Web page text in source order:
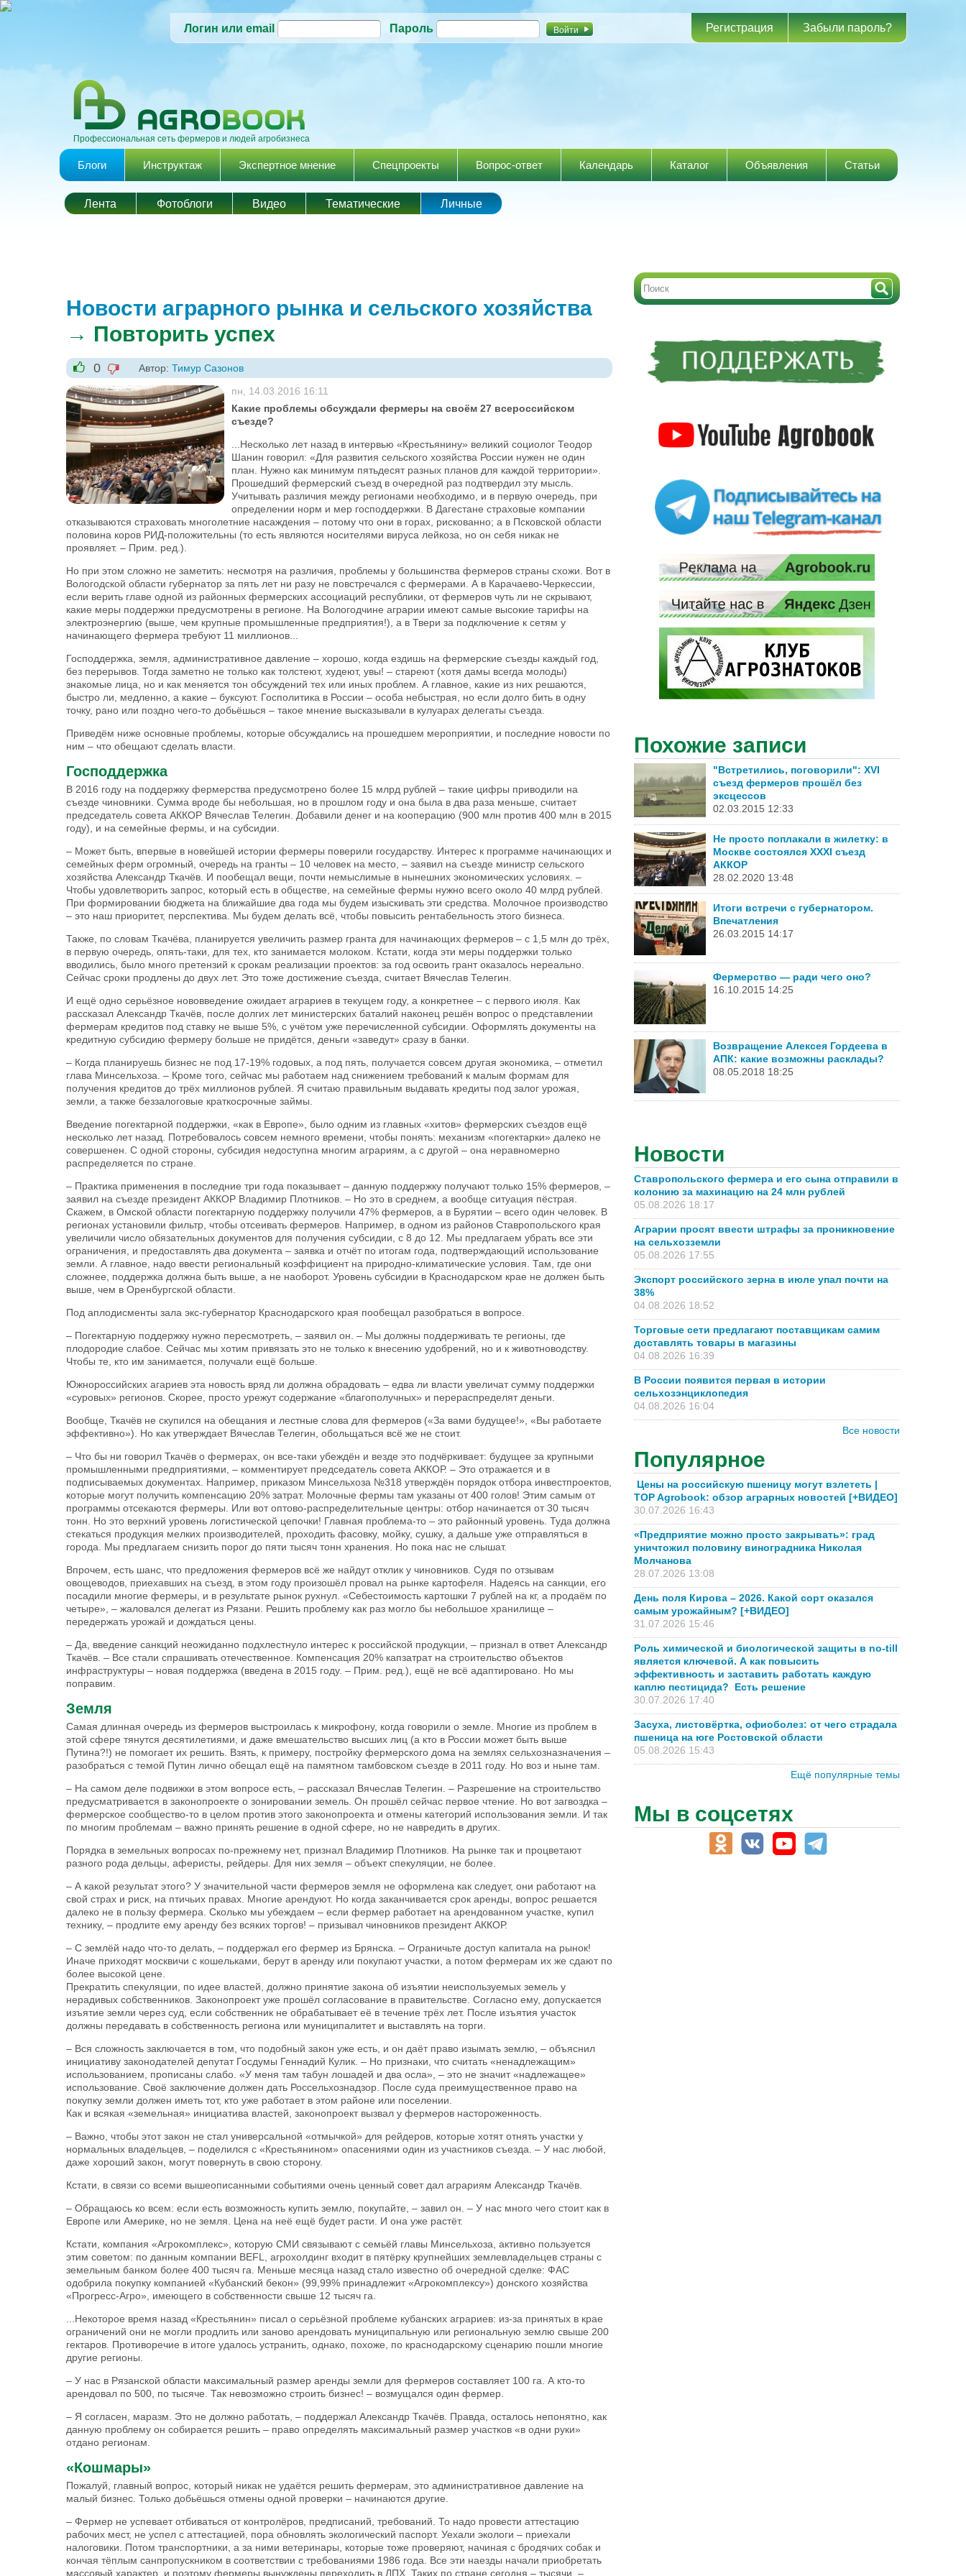
Перейти к
содержанию
Логин или email Пароль Регистрация Забыли пароль?
Профессиональная сеть фермеров и людей агробизнеса
Главное меню
Блоги Инструктаж Экспертное мнение Спецпроекты Вопрос-ответ Календарь Каталог Объявления Статьи
Лента Фотоблоги Видео Тематические Личные
Новости аграрного рынка и сельского хозяйства
→ Повторить успех
+1
0
-1
Автор: Тимур Сазонов
пн, 14.03.2016 16:11
Какие проблемы обсуждали фермеры на своём 27 всероссийском
съезде?
...Несколько лет назад в интервью «Крестьянину» великий социолог Теодор
Шанин говорил: «Для развития сельского хозяйства России нужен не один
план. Нужно как минимум пятьдесят разных планов для каждой территории».
Прошедший фермерский съезд в очередной раз подтвердил эту мысль.
Учитывать различия между регионами необходимо, и в первую очередь, при
определении норм и мер господдержки. В Дагестане страховые компании
отказываются страховать многолетние насаждения – потому что они в горах, рискованно; а в Псковской области
половина коров РИД-положительны (то есть являются носителями вируса лейкоза, но он себя никак не
проявляет. – Прим. ред.).
Но при этом сложно не заметить: несмотря на различия, проблемы у большинства фермеров страны схожи. Вот в
Вологодской области губернатор за пять лет ни разу не повстречался с фермерами. А в Карачаево-Черкессии,
если верить главе одной из районных фермерских ассоциаций республики, от фермеров чуть ли не скрывают,
какие меры поддержки предусмотрены в регионе. На Вологодчине аграрии имеют самые высокие тарифы на
электроэнергию (выше, чем крупные промышленные предприятия!), а в Твери за подключение к сетям у
начинающего фермера требуют 11 миллионов...
Господдержка, земля, административное давление – хорошо, когда ездишь на фермерские съезды каждый год,
без перерывов. Тогда заметно не только как толстеют, худеют, увы! – стареют (хотя дамы всегда молоды)
знакомые лица, но и как меняется тон обсуждений тех или иных проблем. А главное, какие из них решаются,
быстро ли, медленно, а какие – буксуют. Госполитика в России – особа небыстрая, но если долго бить в одну
точку, рано или поздно чего-то добьёшься – такое мнение высказывали в кулуарах делегаты съезда.
Приведём ниже основные проблемы, которые обсуждались на прошедшем мероприятии, и последние новости по
ним – что обещают сделать власти.
Господдержка
В 2016 году на поддержку фермерства предусмотрено более 15 млрд рублей – такие цифры приводили на
съезде чиновники. Сумма вроде бы небольшая, но в прошлом году и она была в два раза меньше, считает
председатель совета АККОР Вячеслав Телегин. Добавили денег и на кооперацию (900 млн против 400 млн в 2015
году), и на семейные фермы, и на субсидии.
– Может быть, впервые в новейшей истории фермеры поверили государству. Интерес к программе начинающих и
семейных ферм огромный, очередь на гранты – 10 человек на место, – заявил на съезде министр сельского
хозяйства Александр Ткачёв. И пообещал вещи, почти немыслимые в нынешних экономических условиях. –
Чтобы удовлетворить запрос, который есть в обществе, на семейные фермы нужно всего около 40 млрд рублей.
При формировании бюджета на ближайшие два года мы будем изыскивать эти средства. Молочное производство
– это наш приоритет, перспектива. Мы будем делать всё, чтобы повысить рентабельность этого бизнеса.
Также, по словам Ткачёва, планируется увеличить размер гранта для начинающих фермеров – с 1,5 млн до трёх,
в первую очередь, опять-таки, для тех, кто занимается молоком. Кстати, когда эти меры поддержки только
вводились, было много претензий к срокам реализации проектов: за год освоить грант оказалось нереально.
Сейчас сроки продлены до двух лет. Это тоже достижение съезда, считает Вячеслав Телегин.
И ещё одно серьёзное нововведение ожидает аграриев в текущем году, а конкретнее – с первого июля. Как
рассказал Александр Ткачёв, после долгих лет министерских баталий наконец решён вопрос о представлении
фермерам кредитов под ставку не выше 5%, с учётом уже перечисленной субсидии. Оформлять документы на
кредитную субсидию фермеру больше не придётся, деньги «заведут» сразу в банки.
– Когда планируешь бизнес не под 17-19% годовых, а под пять, получается совсем другая экономика, – отметил
глава Минсельхоза. – Кроме того, сейчас мы работаем над снижением требований к малым формам для
получения кредитов до трёх миллионов рублей. Я считаю правильным выдавать кредиты под залог урожая,
земли, а также беззалоговые кратко­срочные займы.
Введение погектарной поддержки, «как в Европе», было одним из главных «хитов» фермерских съездов ещё
несколько лет назад. Потребовалось совсем немного времени, чтобы понять: механизм «погектарки» далеко не
совершенен. С одной стороны, субсидия недоступна многим аграриям, а с другой – она неравномерно
распределяется по стране.
– Практика применения в последние три года показывает – данную поддержку получают только 15% фермеров, –
заявил на съезде президент АККОР Владимир Плотников. – Но это в среднем, а вообще ситуация пёстрая.
Скажем, в Омской области погектарную поддержку получили 47% фермеров, а в Бурятии – всего один человек. В
регионах установили фильтр, чтобы отсеивать фермеров. Например, в одном из районов Ставропольского края
увеличили число обязательных документов для получения субсидии, с 8 до 12. Мы предлагаем убрать все эти
ограничения, и предоставлять два документа – заявка и отчёт по итогам года, подтверждающий использование
земли. А главное, надо ввести региональный коэффициент на природно-климатические условия. Там, где они
сложнее, поддержка должна быть выше, а не наоборот. Уровень субсидии в Краснодарском крае не должен быть
выше, чем в Оренбургской области.
Под аплодисменты зала экс-губернатор Краснодарского края пообещал разобраться в вопросе.
– Погектарную поддержку нужно пересмотреть, – заявил он. – Мы должны поддерживать те регионы, где
плодородие слабое. Сейчас мы хотим привязать это не только к внесению удобрений, но и к животноводству.
Чтобы те, кто им занимается, получали ещё больше.
Южнороссийских агариев эта новость вряд ли должна обрадовать – едва ли власти увеличат сумму поддержки
«суровых» регионов. Скорее, просто урежут содержание «благополучных» и перераспределят деньги.
Вообще, Ткачёв не скупился на обещания и лестные слова для фермеров («За вами будущее!», «Вы работаете
эффективно»). Но как утверждает Вячеслав Телегин, обольщаться всё же не стоит.
– Что бы ни говорил Ткачёв о фермерах, он все-таки убеждён и везде это подчёркивает: будущее за крупными
промышленными предприятиями, – комментирует председатель совета АККОР. – Это отражается и в
подписываемых документах. Например, приказом Минсельхоза №318 утверждён порядок отбора инвестпроектов,
которые могут получить компенсацию 20% затрат. Молочные фермы там указаны от 400 голов! Этим самым от
программы отсекаются фермеры. Или вот оптово-распределительные центры: отбор начинается от 30 тысяч
тонн. Но это верхний уровень логистической цепочки! Главная проблема-то – это районный уровень. Туда должна
стекаться продукция мелких производителей, проходить фасовку, мойку, сушку, а дальше уже отправляться в
города. Мы предлагаем снизить порог до пяти тысяч тонн хранения. Но пока нас не слышат.
Впрочем, есть шанс, что предложения фермеров всё же найдут отклик у чиновников. Судя по отзывам
овощеводов, приехавших на съезд, в этом году произошёл провал на рынке картофеля. Надеясь на санкции, его
посадили многие фермеры, и в результате рынок рухнул. «Себестоимость картошки 7 рублей на кг, а продаём по
четыре», – жаловался делегат из Рязани. Решить проблему как раз могло бы небольшое хранилище –
передержать урожай и дождаться цены.
– Да, введение санкций неожиданно подхлестнуло интерес к российской продукции, – признал в ответ Александр
Ткачёв. – Все стали спрашивать оте­чественное. Компенсация 20% капзатрат на строительство объектов
инфраструктуры – новая поддержка (введена в 2015 году. – Прим. ред.), ещё не всё адаптировано. Но мы
поправим.
Земля
Самая длинная очередь из фермеров выстроилась к микрофону, когда говорили о земле. Многие из проблем в
этой сфере тянутся десятилетиями, и даже вмешательство высших лиц (а кто в России может быть выше
Путина?!) не помогает их решить. Взять, к примеру, постройку фермерского дома на землях сельхозназначения –
разобраться с темой Путин лично обещал ещё на памятном тамбовском съезде в 2011 году. Но воз и ныне там.
– На самом деле подвижки в этом вопросе есть, – рассказал Вячеслав Телегин. – Разрешение на строительство
преду­сматривается в законопроекте о зонировании земель. Он прошёл сейчас первое чтение. Но вот загвоздка –
фермерское сообщество-то в целом против этого законопроекта и отмены категорий использования земли. И так
по многим проблемам – важно принять решение в одной сфере, но не навредить в других.
Порядка в земельных вопросах по-прежнему нет, признал Владимир Плотников. На рынке так и процветают
разного рода дельцы, аферисты, рейдеры. Для них земля – объект спекуляции, не более.
– А какой результат этого? У значительной части фермеров земля не оформлена как следует, они работают на
свой страх и риск, на птичьих правах. Многие арендуют. Но когда заканчивается срок аренды, вопрос решается
далеко не в пользу фермера. Сколько мы убеждаем – если фермер работает на арендованном участке, купил
технику, – продлите ему аренду без всяких торгов! – призывал чиновников президент АККОР.
– С землёй надо что-то делать, – поддержал его фермер из Брянска. – Ограничьте доступ капитала на рынок!
Иначе приходят москвичи с кошельками, берут в аренду или покупают участки, а потом фермерам их же сдают по
более высокой цене.
Прекратить спекуляции, по идее властей, должно принятие закона об изъятии неиспользуемых земель у
нерадивых собственников. Законопроект уже прошёл согласование в правительстве. Согласно ему, допускается
изъятие земли через суд, если собственник не обрабатывает её в течение трёх лет. После изъятия участок
должны передавать в собственность региона или муниципалитет и выставлять на торги.
– Вся сложность заключается в том, что подобный закон уже есть, и он даёт право изымать землю, – объяснил
инициативу законодателей депутат Госдумы Геннадий Кулик. – Но признаки, что считать «ненадлежащим»
использованием, прописаны слабо. «У меня там табун лошадей и два осла», – это не значит «надлежащее»
использование. Своё заключение должен дать Россельхознадзор. После суда преимущественное право на
покупку земли должен иметь тот, кто уже работает в этом районе или поселении.
Как и всякая «земельная» инициатива властей, законопроект вызвал у фермеров настороженность.
– Важно, чтобы этот закон не стал универсальной «отмычкой» для рейдеров, которые хотят отнять участки у
нормальных владельцев, – поделился с «Крестьянином» опасениями один из участников съезда. – У нас любой,
даже хороший закон, могут повернуть в свою сторону.
Кстати, в связи со всеми вышеописанными событиями очень ценный совет дал аграриям Александр Ткачёв.
– Обращаюсь ко всем: если есть возможность купить землю, покупайте, – завил он. – У нас много чего стоит как в
Европе или Америке, но не земля. Цена на неё ещё будет расти. И она уже растёт.
Кстати, компания «Агрокомплекс», которую СМИ связывают с семьёй главы Минсельхоза, активно пользуется
этим советом: по данным компании BEFL, агрохолдинг входит в пятёрку крупнейших землевладельцев страны с
земельным банком более 400 тысяч га. Меньше месяца назад стало известно об очередной сделке: ФАС
одобрила покупку компанией «Кубанский бекон» (99,99% принадлежит «Агрокомплексу») донского хозяйства
«Прогресс-Агро», имеющего в собственности свыше 12 тысяч га.
...Некоторое время назад «Крестьянин» писал о серьёзной проблеме кубанских аграриев: из-за принятых в крае
ограничений они не могли продлить или заново арендовать муниципальную или региональную землю свыше 200
гектаров. Противоречие в итоге удалось устранить, однако, похоже, по краснодарскому сценарию пошли многие
другие регионы.
– У нас в Рязанской области максимальный размер аренды земли для фермеров составляет 100 га. А кто-то
арендовал по 500, по тысяче. Так невозможно строить бизнес! – возмущался один фермер.
– Я согласен, маразм. Это не должно работать, – поддержал Александр Ткачёв. Правда, осталось непонятно, как
данную проблему он собирается решить – право определять максимальный размер участков «в одни руки»
отдано регионам.
«Кошмары»
Пожалуй, главный вопрос, который никак не удаётся решить фермерам, это административное давление на
малый бизнес. Только добьёшься отмены одной проверки – начинаются другие.
– Фермер не успевает отбиваться от контролёров, предписаний, требований. То надо провести аттестацию
рабочих мест, не успел с аттестацией, пора обновлять экологический паспорт. Уехали экологи – приехали
налоговики. Потом транспортники, а за ними ветеринары, которые тоже проверяют, начиная с бродячих собак и
кончая тёплым санпропускником в соответствии с требованиями 1986 года. Все эти наезды начали приобретать
массовый характер, и поэтому фермеры вынуждены переходить в ЛПХ. Таких по стране сегодня – тысячи, –
Похожие записи
"Встретились, поговорили": XVI
съезд фермеров прошёл без
эксцессов
02.03.2015 12:33
Не просто поплакали в жилетку: в
Москве состоялся XXXI съезд
АККОР
28.02.2020 13:48
Итоги встречи с губернатором.
Впечатления
26.03.2015 14:17
Фермерство — ради чего оно?
16.10.2015 14:25
Возвращение Алексея Гордеева в
АПК: какие возможны расклады?
08.05.2018 18:25
Новости
Ставропольского фермера и его сына отправили в
колонию за махинацию на 24 млн рублей
05.08.2026 18:17
Аграрии просят ввести штрафы за проникновение
на сельхозземли
05.08.2026 17:55
Экспорт российского зерна в июле упал почти на
38%
04.08.2026 18:52
Торговые сети предлагают поставщикам самим
доставлять товары в магазины
04.08.2026 16:39
В России появится первая в истории
сельхозэнциклопедия
04.08.2026 16:04
Все новости
Популярное
Цены на российскую пшеницу могут взлететь |
TOP Agrobook: обзор аграрных новостей [+ВИДЕО]
30.07.2026 16:43
«Предприятие можно просто закрывать»: град
уничтожил половину виноградника Николая
Молчанова
28.07.2026 13:08
День поля Кирова – 2026. Какой сорт оказался
самым урожайным? [+ВИДЕО]
31.07.2026 15:46
Роль химической и биологической защиты в no-till
является ключевой. А как повысить
эффективность и заставить работать каждую
каплю пестицида? Есть решение
30.07.2026 17:40
Засуха, листовёртка, офиоболез: от чего страдала
пшеница на юге Ростовской области
05.08.2026 15:43
Ещё популярные темы
Мы в соцсетях